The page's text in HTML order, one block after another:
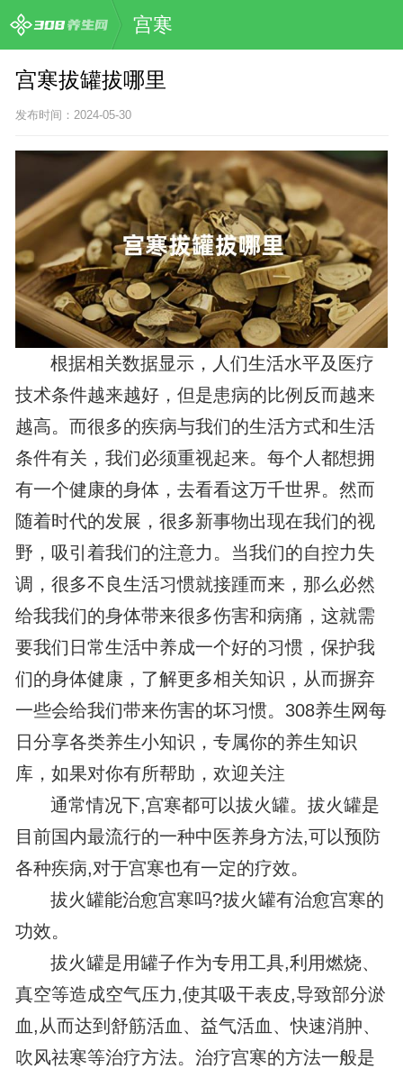
宫寒
宫寒拔罐拔哪里
发布时间：2024-05-30
根据相关数据显示，人们生活水平及医疗
技术条件越来越好，但是患病的比例反而越来
越高。而很多的疾病与我们的生活方式和生活
条件有关，我们必须重视起来。每个人都想拥
有一个健康的身体，去看看这万千世界。然而
随着时代的发展，很多新事物出现在我们的视
野，吸引着我们的注意力。当我们的自控力失
调，很多不良生活习惯就接踵而来，那么必然
给我我们的身体带来很多伤害和病痛，这就需
要我们日常生活中养成一个好的习惯，保护我
们的身体健康，了解更多相关知识，从而摒弃
一些会给我们带来伤害的坏习惯。308养生网每
日分享各类养生小知识，专属你的养生知识
库，如果对你有所帮助，欢迎关注
通常情况下,宫寒都可以拔火罐。拔火罐是
目前国内最流行的一种中医养身方法,可以预防
各种疾病,对于宫寒也有一定的疗效。
拔火罐能治愈宫寒吗?拔火罐有治愈宫寒的
功效。
拔火罐是用罐子作为专用工具,利用燃烧、
真空等造成空气压力,使其吸干表皮,导致部分淤
血,从而达到舒筋活血、益气活血、快速消肿、
吹风祛寒等治疗方法。治疗宫寒的方法一般是